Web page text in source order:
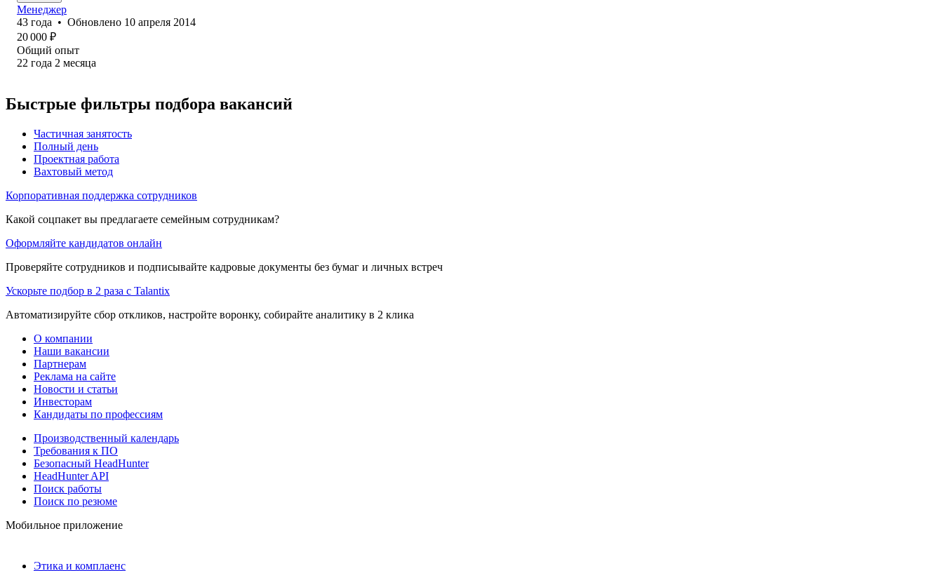
Менеджер
43 года • Обновлено 10 апреля 2014
20 000 ₽
Общий опыт
22 года 2 месяца
Быстрые фильтры подбора вакансий
Частичная занятость
Полный день
Проектная работа
Вахтовый метод
Корпоративная поддержка сотрудников
Какой соцпакет вы предлагаете семейным сотрудникам?
Оформляйте кандидатов онлайн
Проверяйте сотрудников и подписывайте кадровые документы без бумаг и личных встреч
Ускорьте подбор в 2 раза с Talantix
Автоматизируйте сбор откликов, настройте воронку, собирайте аналитику в 2 клика
О компании
Наши вакансии
Партнерам
Реклама на сайте
Новости и статьи
Инвесторам
Кандидаты по профессиям
Производственный календарь
Требования к ПО
Безопасный HeadHunter
HeadHunter API
Поиск работы
Поиск по резюме
Мобильное приложение
Этика и комплаенс